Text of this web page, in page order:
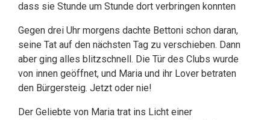
dass sie Stunde um Stunde dort verbringen konnten
Gegen drei Uhr morgens dachte Bettoni schon daran,
seine Tat auf den nächsten Tag zu verschieben. Dann
aber ging alles blitzschnell. Die Tür des Clubs wurde
von innen geöffnet, und Maria und ihr Lover betraten
den Bürgersteig. Jetzt oder nie!
Der Geliebte von Maria trat ins Licht einer